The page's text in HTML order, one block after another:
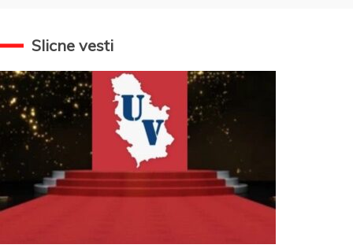
Slicne vesti